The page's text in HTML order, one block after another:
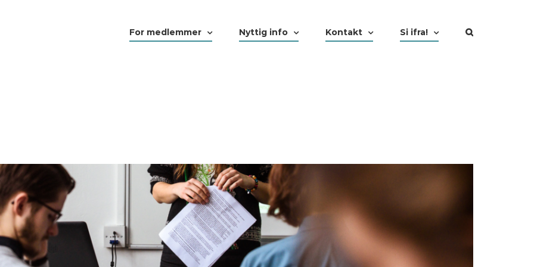
For medlemmer Nyttig info Kontakt Si ifra!